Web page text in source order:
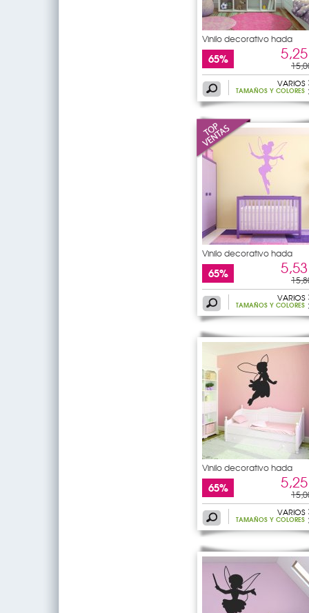
Vinilo decorativo hada
65%
VARIOS
TAMAÑOS Y COLORES
Vinilo decorativo hada
65%
VARIOS
TAMAÑOS Y COLORES
Vinilo decorativo hada
65%
VARIOS
TAMAÑOS Y COLORES